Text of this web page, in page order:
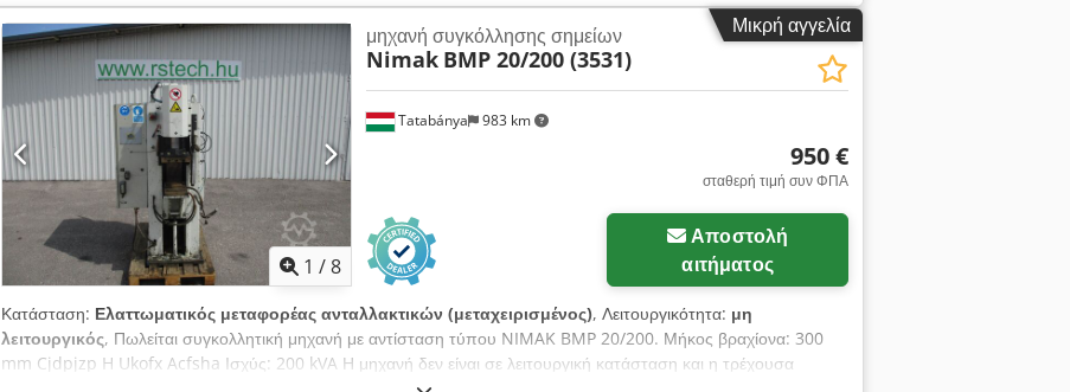
Μικρή αγγελία
1 /8
Tatabánya 983 km
μηχανή συγκόλλησης σημείων
Nimak BMP 20/200 (3531)
950 €
σταθερή τιμή συν ΦΠΑ
Αποστολή
αιτήματος
Κατάσταση: Ελαττωματικός μεταφορέας ανταλλακτικών (μεταχειρισμένος), Λειτουργικότητα: μη
λειτουργικός, Πωλείται συγκολλητική μηχανή με αντίσταση τύπου NIMAK BMP 20/200. Μήκος βραχίονα: 300
mm Cjdpjzp H Ukofx Acfsha Ισχύς: 200 kVA Η μηχανή δεν είναι σε λειτουργική κατάσταση και η τρέχουσα